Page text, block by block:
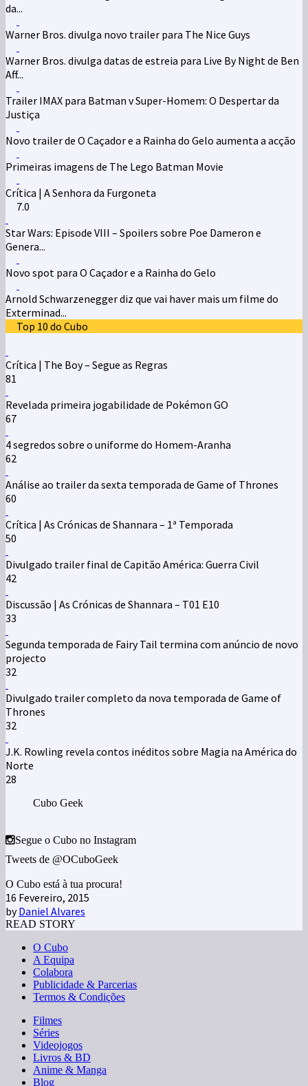
da...
Warner Bros. divulga novo trailer para The Nice Guys
Warner Bros. divulga datas de estreia para Live By Night de Ben
Aff...
Trailer IMAX para Batman v Super-Homem: O Despertar da
Justiça
Novo trailer de O Caçador e a Rainha do Gelo aumenta a acção
Primeiras imagens de The Lego Batman Movie
Crítica | A Senhora da Furgoneta
7.0
Star Wars: Episode VIII – Spoilers sobre Poe Dameron e
Genera...
Novo spot para O Caçador e a Rainha do Gelo
Arnold Schwarzenegger diz que vai haver mais um filme do
Exterminad...
Top 10 do Cubo
Crítica | The Boy – Segue as Regras
81
Revelada primeira jogabilidade de Pokémon GO
67
4 segredos sobre o uniforme do Homem-Aranha
62
Análise ao trailer da sexta temporada de Game of Thrones
60
Crítica | As Crónicas de Shannara – 1ª Temporada
50
Divulgado trailer final de Capitão América: Guerra Civil
42
Discussão | As Crónicas de Shannara – T01 E10
33
Segunda temporada de Fairy Tail termina com anúncio de novo
projecto
32
Divulgado trailer completo da nova temporada de Game of
Thrones
32
J.K. Rowling revela contos inéditos sobre Magia na América do
Norte
28
Cubo Geek
Segue o Cubo no Instagram
Tweets de @OCuboGeek
O Cubo está à tua procura!
16 Fevereiro, 2015
byDaniel Alvares
READ STORY
O Cubo
A Equipa
Colabora
Publicidade & Parcerias
Termos & Condições
Filmes
Séries
Videojogos
Livros & BD
Anime & Manga
Blog